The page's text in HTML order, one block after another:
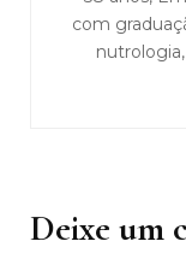
com
Deixe um